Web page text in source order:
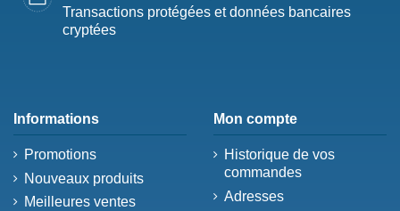
Transactions protégées et données bancaires
cryptées
Informations
Promotions
Nouveaux produits
Meilleures ventes
Mon compte
Historique de vos
commandes
Adresses